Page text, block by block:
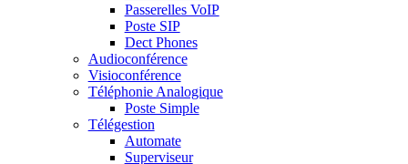
Passerelles VoIP
Poste SIP
Dect Phones
Audioconférence
Visioconférence
Téléphonie Analogique
Poste Simple
Télégestion
Automate
Superviseur